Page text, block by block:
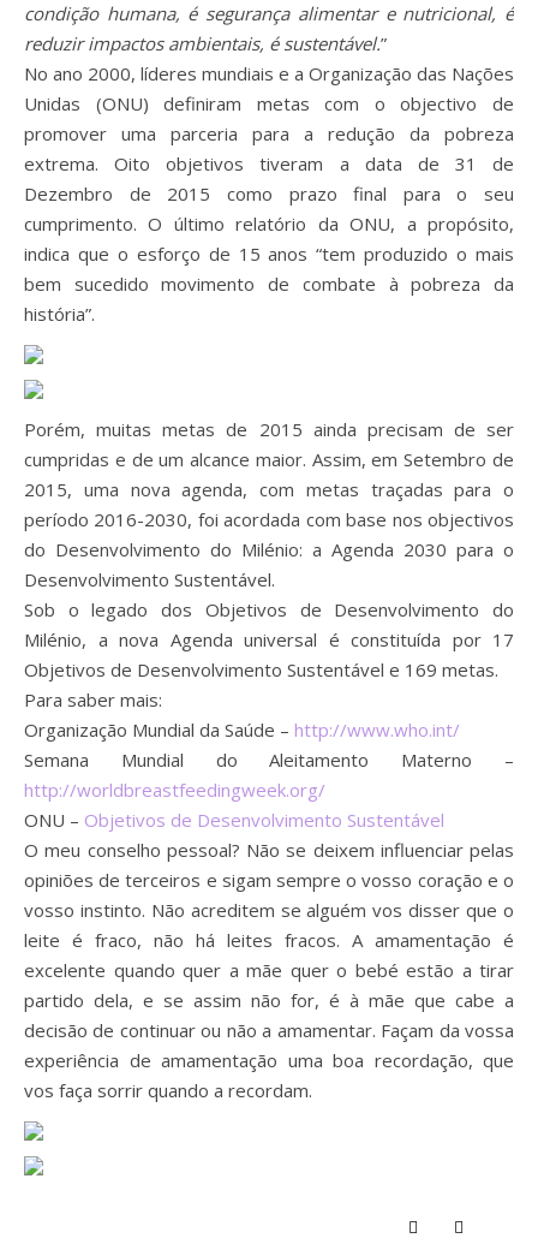
condição humana, é segurança alimentar e nutricional, é
reduzir impactos ambientais, é sustentável.”
No ano 2000, líderes mundiais e a Organização das Nações
Unidas (ONU) definiram metas com o objectivo de
promover uma parceria para a redução da pobreza
extrema. Oito objetivos tiveram a data de 31 de
Dezembro de 2015 como prazo final para o seu
cumprimento. O último relatório da ONU, a propósito,
indica que o esforço de 15 anos “tem produzido o mais
bem sucedido movimento de combate à pobreza da
história”.
Porém, muitas metas de 2015 ainda precisam de ser
cumpridas e de um alcance maior. Assim, em Setembro de
2015, uma nova agenda, com metas traçadas para o
período 2016-2030, foi acordada com base nos objectivos
do Desenvolvimento do Milénio: a Agenda 2030 para o
Desenvolvimento Sustentável.
Sob o legado dos Objetivos de Desenvolvimento do
Milénio, a nova Agenda universal é constituída por 17
Objetivos de Desenvolvimento Sustentável e 169 metas.
Para saber mais:
Organização Mundial da Saúde – http://www.who.int/
Semana Mundial do Aleitamento Materno –
http://worldbreastfeedingweek.org/
ONU – Objetivos de Desenvolvimento Sustentável
O meu conselho pessoal? Não se deixem influenciar pelas
opiniões de terceiros e sigam sempre o vosso coração e o
vosso instinto. Não acreditem se alguém vos disser que o
leite é fraco, não há leites fracos. A amamentação é
excelente quando quer a mãe quer o bebé estão a tirar
partido dela, e se assim não for, é à mãe que cabe a
decisão de continuar ou não a amamentar. Façam da vossa
experiência de amamentação uma boa recordação, que
vos faça sorrir quando a recordam.